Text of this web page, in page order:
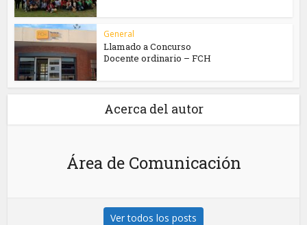
General
Llamado a Concurso
Docente ordinario – FCH
Acerca del autor
Área de Comunicación
Ver todos los posts